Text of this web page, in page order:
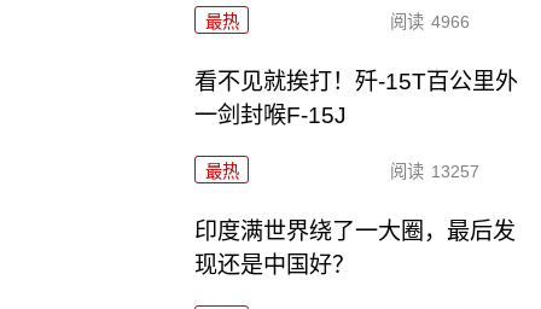
最热 阅读 4966
看不见就挨打！歼-15T百公里外
一剑封喉F-15J
最热 阅读 13257
印度满世界绕了一大圈，最后发
现还是中国好？